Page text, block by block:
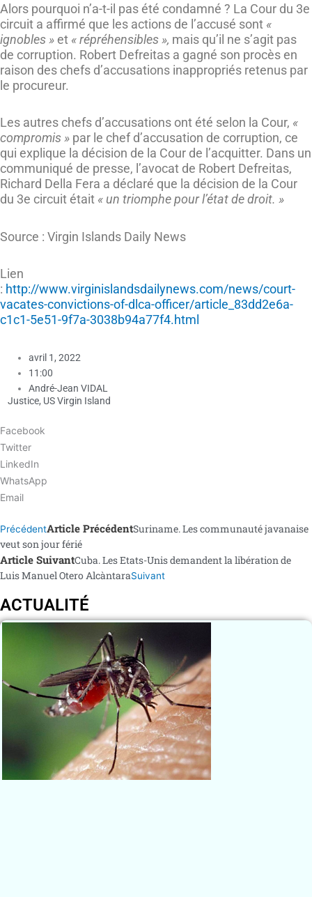
Alors pourquoi n’a-t-il pas été condamné ? La Cour du 3e
circuit a affirmé que les actions de l’accusé sont «
ignobles » et « répréhensibles », mais qu’il ne s’agit pas
de corruption. Robert Defreitas a gagné son procès en
raison des chefs d’accusations inappropriés retenus par
le procureur.
Les autres chefs d’accusations ont été selon la Cour, «
compromis » par le chef d’accusation de corruption, ce
qui explique la décision de la Cour de l’acquitter. Dans un
communiqué de presse, l’avocat de Robert Defreitas,
Richard Della Fera a déclaré que la décision de la Cour
du 3e circuit était « un triomphe pour l’état de droit. »
Source : Virgin Islands Daily News
Lien
: http://www.virginislandsdailynews.com/news/court-
vacates-convictions-of-dlca-officer/article_83dd2e6a-
c1c1-5e51-9f7a-3038b94a77f4.html
avril 1, 2022
11:00
André-Jean VIDAL
Justice, US Virgin Island
Facebook
Twitter
LinkedIn
WhatsApp
Email
PrécédentArticle PrécédentSuriname. Les communauté javanaise
veut son jour férié
Article SuivantCuba. Les Etats-Unis demandent la libération de
Luis Manuel Otero AlcàntaraSuivant
ACTUALITÉ